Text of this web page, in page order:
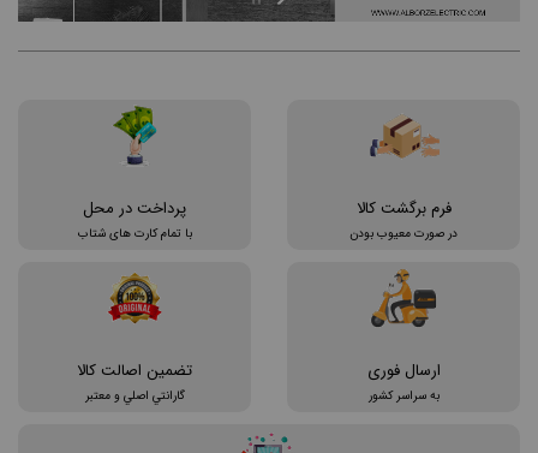
فرم برگشت كالا
در صورت معيوب بودن
پرداخت در محل
با تمام کارت های شتاب
ارسال فوری
به سراسر کشور
تضمين اصالت كالا
گارانتي اصلي و معتبر